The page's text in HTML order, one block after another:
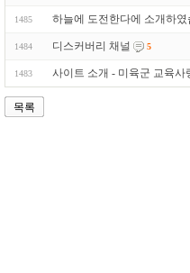
1485 하늘에 도전한다에 소개하였
1484 디스커버리 채널 5
1483 사이트 소개 - 미육군 교육사
목록